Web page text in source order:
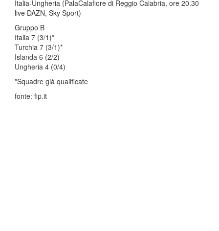
Italia-Ungheria (PalaCalafiore di Reggio Calabria, ore 20.30
live DAZN, Sky Sport)
Gruppo B
Italia 7 (3/1)*
Turchia 7 (3/1)*
Islanda 6 (2/2)
Ungheria 4 (0/4)
*Squadre già qualificate
fonte: fip.it